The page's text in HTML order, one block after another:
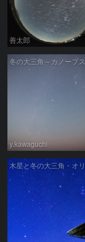
善太郎
冬の大三角～カノープス
y.kawaguchi